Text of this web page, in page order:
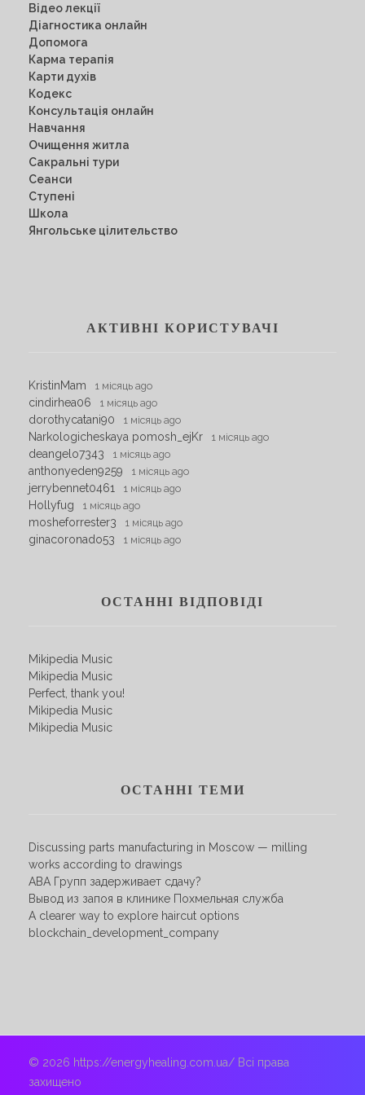
Відео лекції
Діагностика онлайн
Допомога
Карма терапія
Карти духів
Кодекс
Консультація онлайн
Навчання
Очищення житла
Сакральні тури
Сеанси
Ступені
Школа
Янгольське цілительство
АКТИВНІ КОРИСТУВАЧІ
KristinMam 1 місяць ago
cindirhea06 1 місяць ago
dorothycatani90 1 місяць ago
Narkologicheskaya pomosh_ejKr 1 місяць ago
deangelo7343 1 місяць ago
anthonyeden9259 1 місяць ago
jerrybennet0461 1 місяць ago
Hollyfug 1 місяць ago
mosheforrester3 1 місяць ago
ginacoronado53 1 місяць ago
ОСТАННІ ВІДПОВІДІ
Mikipedia Music
Mikipedia Music
Perfect, thank you!
Mikipedia Music
Mikipedia Music
ОСТАННІ ТЕМИ
Discussing parts manufacturing in Moscow — milling
works according to drawings
АВА Групп задерживает сдачу?
Вывод из запоя в клинике Похмельная служба
A clearer way to explore haircut options
blockchain_development_company
© 2026 https://energyhealing.com.ua/ Всі права
захищено